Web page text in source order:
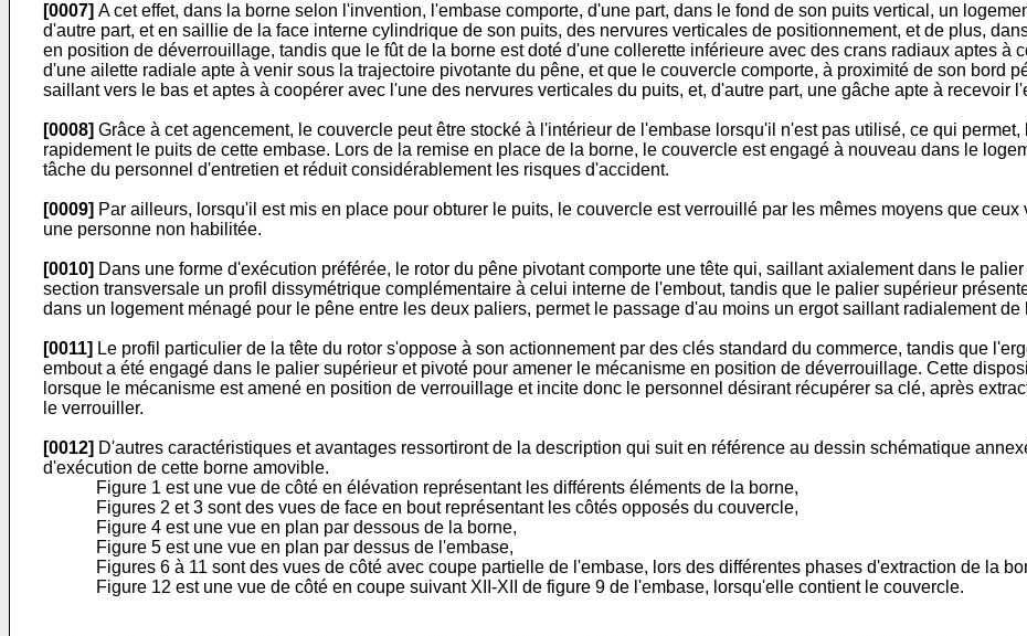
[0007] A cet effet, dans la borne selon l'invention, l'embase comporte, d'une part, dans le fond de son puits vertical, un
d'autre part, et en saillie de la face interne cylindrique de son puits, des nervures verticales de positionnement, et de plus,
en position de déverrouillage, tandis que le fût de la borne est doté d'une collerette inférieure avec des crans radiaux aptes à
d'une ailette radiale apte à venir sous la trajectoire pivotante du pêne, et que le couvercle comporte, à proximité de son bord
saillant vers le bas et aptes à coopérer avec l'une des nervures verticales du puits, et, d'autre part, une gâche apte à recevoir
[0008] Grâce à cet agencement, le couvercle peut être stocké à l'intérieur de l'embase lorsqu'il n'est pas utilisé, ce qui
rapidement le puits de cette embase. Lors de la remise en place de la borne, le couvercle est engagé à nouveau dans le
tâche du personnel d'entretien et réduit considérablement les risques d'accident.
[0009] Par ailleurs, lorsqu'il est mis en place pour obturer le puits, le couvercle est verrouillé par les mêmes moyens que
une personne non habilitée.
[0010] Dans une forme d'exécution préférée, le rotor du pêne pivotant comporte une tête qui, saillant axialement dans le
section transversale un profil dissymétrique complémentaire à celui interne de l'embout, tandis que le palier supérieur
dans un logement ménagé pour le pêne entre les deux paliers, permet le passage d'au moins un ergot saillant radialement de
[0011] Le profil particulier de la tête du rotor s'oppose à son actionnement par des clés standard du commerce, tandis que
embout a été engagé dans le palier supérieur et pivoté pour amener le mécanisme en position de déverrouillage. Cette
lorsque le mécanisme est amené en position de verrouillage et incite donc le personnel désirant récupérer sa clé, après
le verrouiller.
[0012] D'autres caractéristiques et avantages ressortiront de la description qui suit en référence au dessin schématique
d'exécution de cette borne amovible.
Figure 1 est une vue de côté en élévation représentant les différents éléments de la borne,
Figures 2 et 3 sont des vues de face en bout représentant les côtés opposés du couvercle,
Figure 4 est une vue en plan par dessous de la borne,
Figure 5 est une vue en plan par dessus de l'embase,
Figures 6 à 11 sont des vues de côté avec coupe partielle de l'embase, lors des différentes phases d'extraction de la
Figure 12 est une vue de côté en coupe suivant XII-XII de figure 9 de l'embase, lorsqu'elle contient le couvercle.